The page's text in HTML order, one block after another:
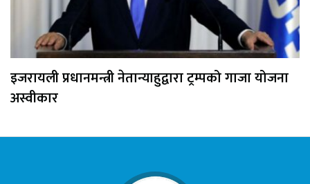
इजरायली प्रधानमन्त्री नेतान्याहुद्वारा ट्रम्पको गाजा योजना
अस्वीकार